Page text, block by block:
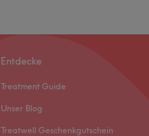
Entdecke
Treatment Guide
Unser Blog
Treatwell Geschenkgutschein